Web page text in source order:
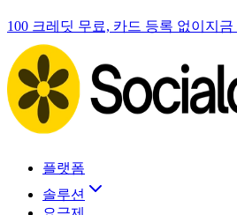
100 크레딧 무료, 카드 등록 없이 지금
플랫폼
솔루션